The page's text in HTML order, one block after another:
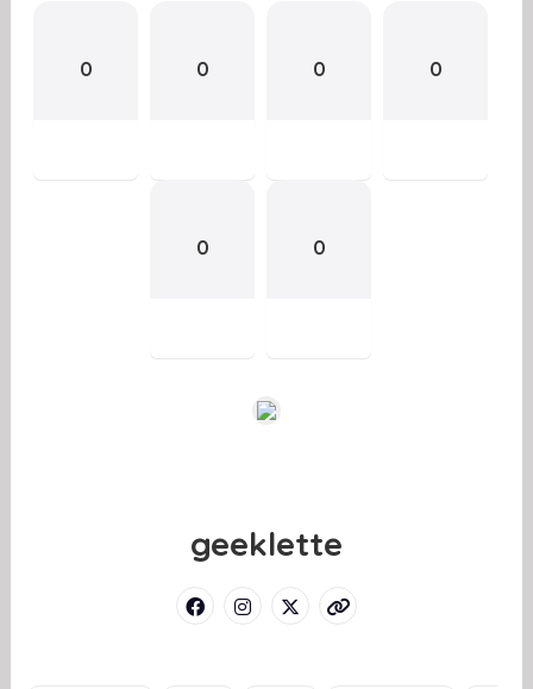
0 0 0 0
0 0
geeklette